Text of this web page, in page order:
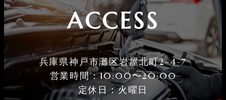
ACCESS
兵庫県神戸市灘区岩屋北町2-4-7
営業時間：10:00〜20:00
定休⽇：火曜⽇